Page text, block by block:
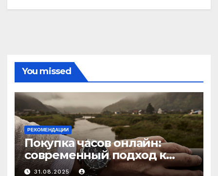
You missed
РЕКОМЕНДАЦИИ
Покупка часов онлайн:
современный подход к
выбору аксессуаров
31.08.2025